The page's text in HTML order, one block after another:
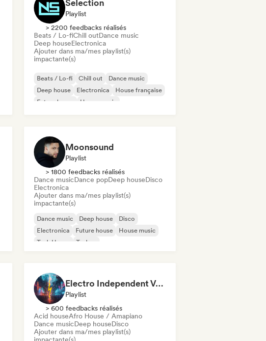
Selection
Playlist
> 2200 feedbacks réalisés
Beats / Lo-fiChill outDance music
Deep houseElectronica
Ajouter dans ma/mes playlist(s)
impactante(s)
Beats / Lo-fi Chill out
Dance music
Deep house
Electronica
House française
Future house
House music
Moonsound
Playlist
> 1800 feedbacks réalisés
Dance musicDance popDeep houseDisco
Electronica
Ajouter dans ma/mes playlist(s)
impactante(s)
Dance music Deep house
Disco
Electronica
Future house
House music
Tech House
Techno
Electro Independent Vs Mainstream
Playlist
> 600 feedbacks réalisés
Acid houseAfro House / Amapiano
Dance musicDeep houseDisco
Ajouter dans ma/mes playlist(s)